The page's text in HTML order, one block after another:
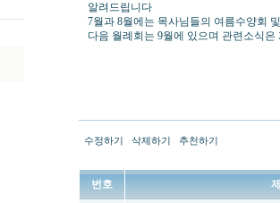
알려드립니다
7월과 8월에는 목사님들의 여름수양회
다음 월례회는 9월에 있으며 관련소식
수정하기 삭제하기 추천하기
번호